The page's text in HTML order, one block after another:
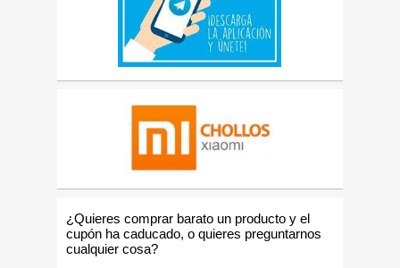
¿Quieres comprar barato un producto y el
cupón ha caducado, o quieres preguntarnos
cualquier cosa?